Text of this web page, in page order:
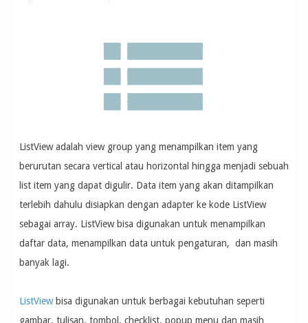
ListView adalah view group yang menampilkan item yang
berurutan secara vertical atau horizontal hingga menjadi sebuah
list item yang dapat digulir. Data item yang akan ditampilkan
terlebih dahulu disiapkan dengan adapter ke kode ListView
sebagai array. ListView bisa digunakan untuk menampilkan
daftar data, menampilkan data untuk pengaturan, dan masih
banyak lagi.
ListViewbisa digunakan untuk berbagai kebutuhan seperti
gambar, tulisan, tombol, checklist, popup menu dan masih